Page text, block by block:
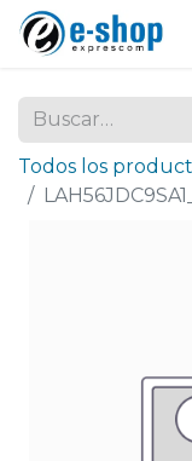
Todos los